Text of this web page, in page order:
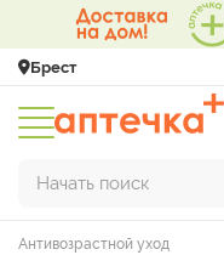
Брест
Начать поиск
Антивозрастной уход